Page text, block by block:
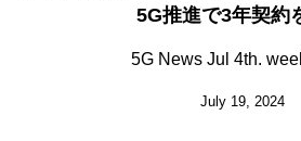
5G推進で3年契約
5G News Jul 4th.
July 19, 2024